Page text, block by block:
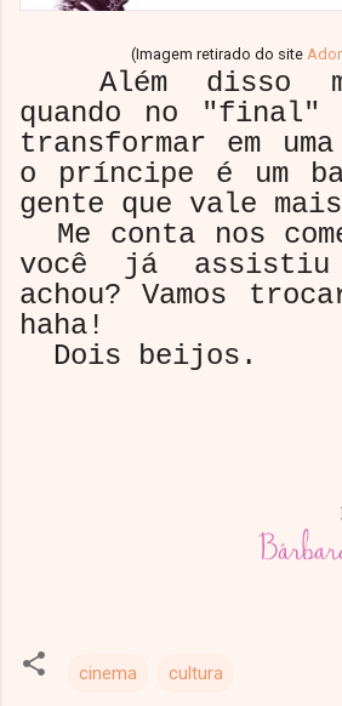
(Imagem retirado do site
Além disso
quando no "final"
transformar em
o príncipe é um
gente que vale
Me conta nos
você já
achou? Vamos
haha!
Dois beijos.
cinema cultura